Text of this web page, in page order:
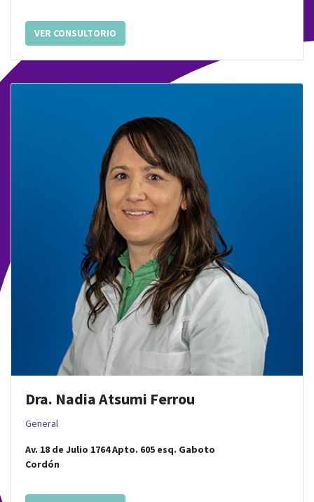
VER CONSULTORIO
Dra. Nadia Atsumi Ferrou
General
Av. 18 de Julio 1764 Apto. 605 esq. Gaboto
Cordón